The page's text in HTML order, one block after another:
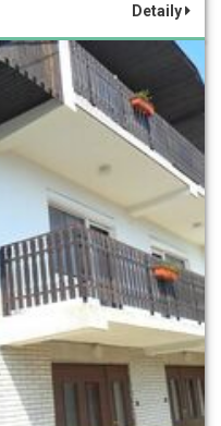
Detaily